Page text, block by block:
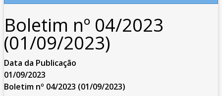
Boletim nº 04/2023
(01/09/2023)
Data da Publicação
01/09/2023
Boletim nº 04/2023 (01/09/2023)